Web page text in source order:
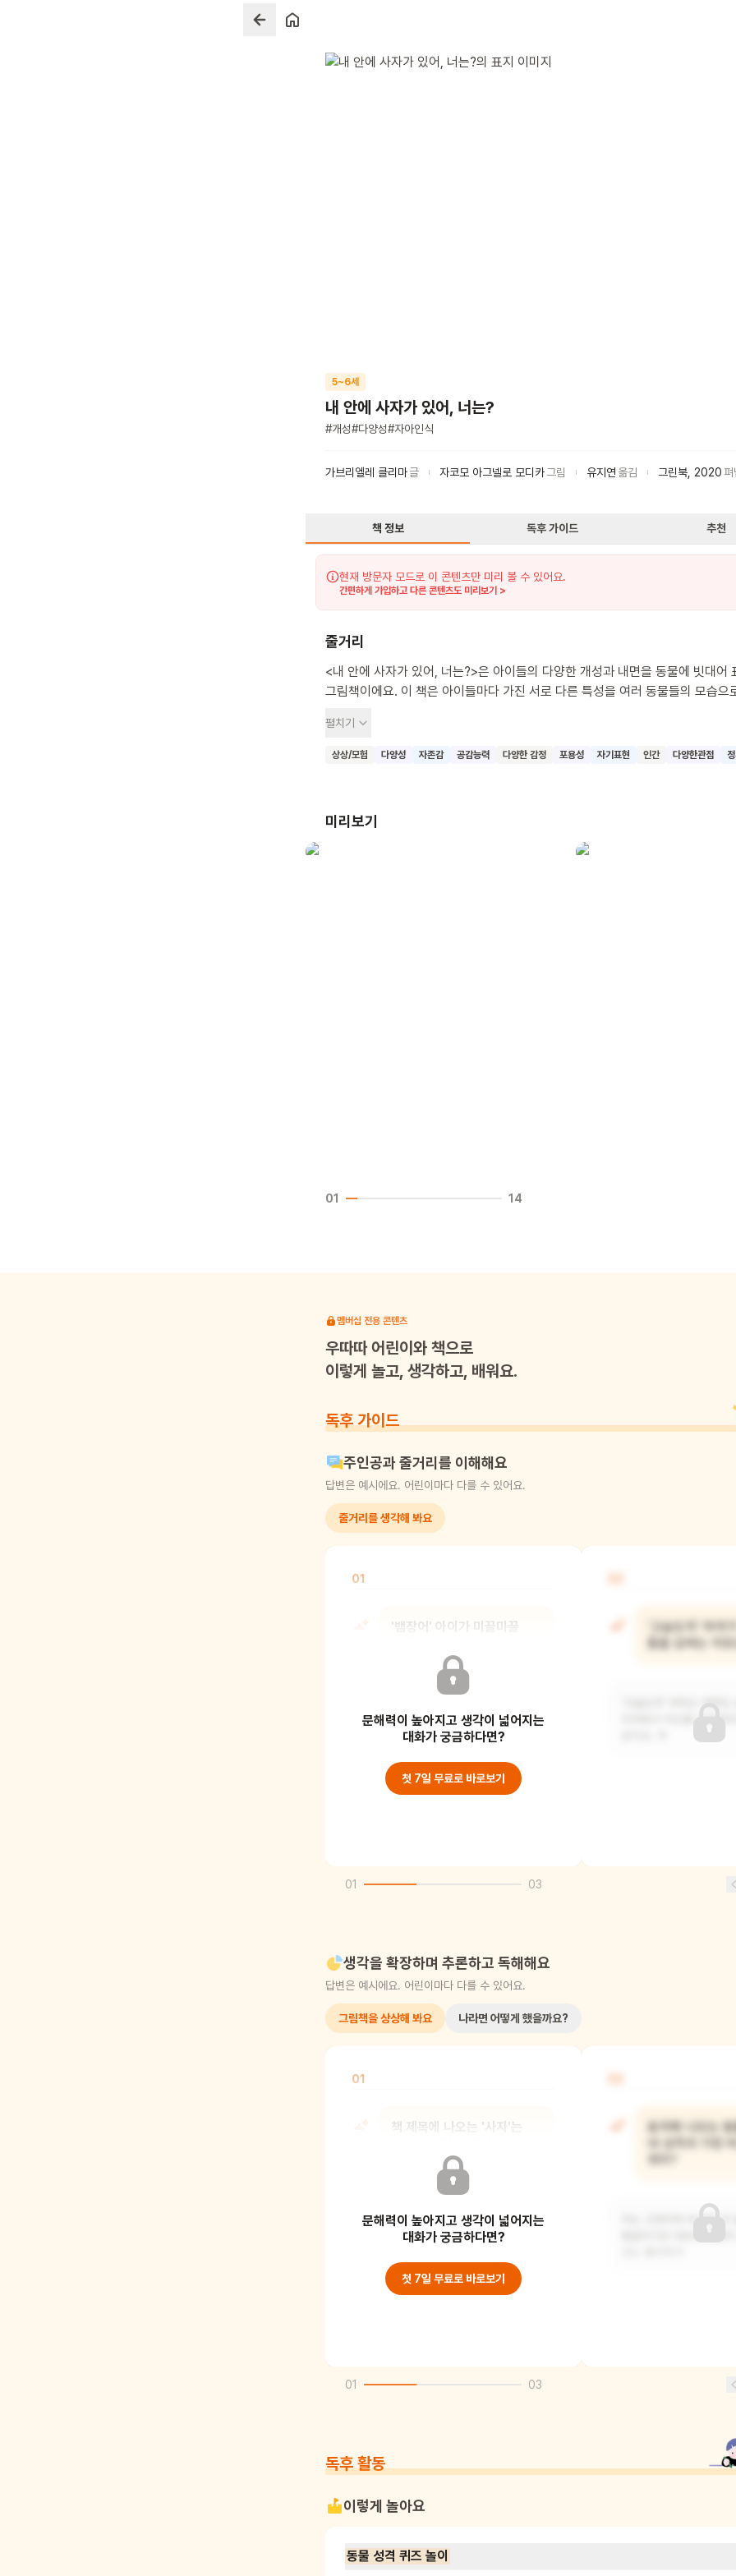
5~6세
내 안에 사자가 있어, 너는?
#개성#다양성#자아인식
가브리엘레 클리마글 자코모 아그넬로 모디카그림 유지연 옮김 그린북 2020펴
책 정보 독후 가이드 추천
현재 방문자 모드로 이 콘텐츠만 미리 볼 수 있어요.
간편하게 가입하고 다른 콘텐츠도 미리보기 >
줄거리
<내 안에 사자가 있어, 너는?>은 아이들의 다양한 개성과 내면을 동물에 빗대어
그림책이에요. 이 책은 아이들마다 가진 서로 다른 특성을 여러 동물들의 모습으로
아이들을 고양이, 물고기, 파리, 사자, 두더지, 뱀장어, 고슴도치 등의 동물로 표현
동물의 특성을 통해 아이들의 서로 다른 성격과 행동을 이해할 수 있게 해주죠. 특히 이
말해요. 이 책의 핵심 메시지는 아이들을 있는 그대로 존중하는 것이에요. 타고난 본성을
억지로 바꾸려 하기보다는 이해하고 소중히 여길 때 모두가 조화롭게 행복할 수
펼치기
상상/모험 다양성 자존감 공감능력 다양한 감정 포용성 자기표현 인간 다양한관점
미리보기
01 14
멤버십 전용 콘텐츠
우따따어린이와 책으로
이렇게 놀고, 생각하고, 배워요.
독후 가이드
주인공과 줄거리를 이해해요
답변은 예시에요. 어린이마다 다를 수 있어요.
줄거리를 생각해 봐요
01
'뱀장어' 아이가 미끌미끌
아마도 '뱀장어' 아이는 다른 사람들과
가까워지는 게 조금 두렵거나 어려울 수
문해력이 높아지고 생각이 넓어지는
대화가 궁금하다면?
첫 7일 무료로 바로보기
'고슴도치' 아이
몸을 감싸는 이유
01 03
생각을 확장하며 추론하고 독해해요
답변은 예시에요. 어린이마다 다를 수 있어요.
그림책을 상상해 봐요 나라면 어떻게 했을까요?
01
책 제목에 나오는 '사자'는
그래서 아마도 자신감 넘치고 활발한
성격을 나타내는 것
문해력이 높아지고 생각이 넓어지는
대화가 궁금하다면?
첫 7일 무료로 바로보기
표지에 나오는 동
저는 고양이와 비슷한 것
활발하지만 때로는 조용
01 03
독후 활동
이렇게 놀아요
동물 성격 퀴즈 놀이